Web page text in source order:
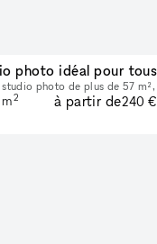
m2 à partir de240 €